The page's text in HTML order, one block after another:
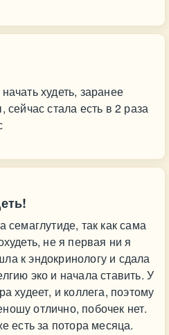
худеть, заранее
сейчас стала есть в 2 раза
семаглутиде, так как сама
не я первая ни я
к эндокринологу и сдала
эко и начала ставить. У
худеет, и коллега, поэтому
отлично, побочек нет.
есть за потора месяца.